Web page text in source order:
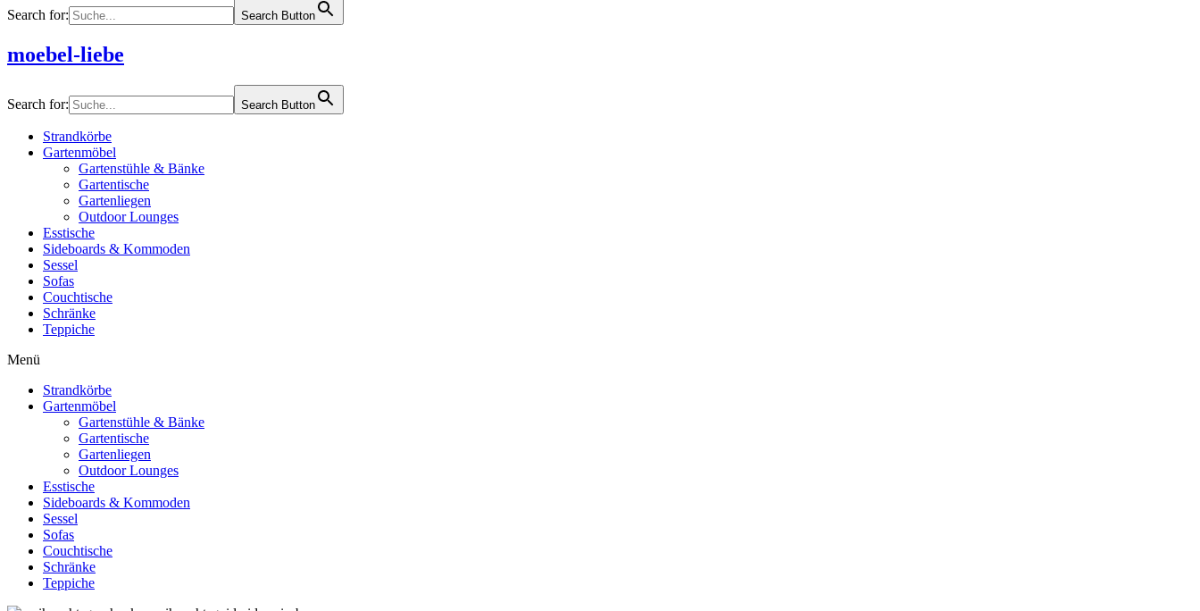
Search for: Search Button
moebel-liebe
Search for: Search Button
Strandkörbe
Gartenmöbel
Gartenstühle & Bänke
Gartentische
Gartenliegen
Outdoor Lounges
Esstische
Sideboards & Kommoden
Sessel
Sofas
Couchtische
Schränke
Teppiche
Menü
Strandkörbe
Gartenmöbel
Gartenstühle & Bänke
Gartentische
Gartenliegen
Outdoor Lounges
Esstische
Sideboards & Kommoden
Sessel
Sofas
Couchtische
Schränke
Teppiche